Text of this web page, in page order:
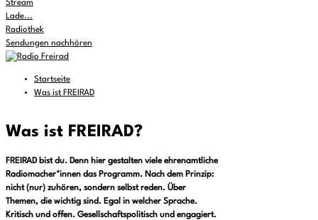
Stream
Lade...
Radiothek
Sendungen nachhören
Startseite
Was ist FREIRAD
Was ist FREIRAD?
FREIRAD bist du. Denn hier gestalten viele ehrenamtliche
Radiomacher*innen das Programm. Nach dem Prinzip:
nicht (nur) zuhören, sondern selbst reden. Über
Themen, die wichtig sind. Egal in welcher Sprache.
Kritisch und offen. Gesellschaftspolitisch und engagiert.